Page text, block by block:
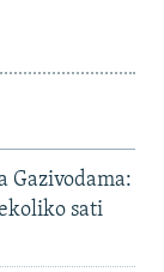
Gazivodama:
sati